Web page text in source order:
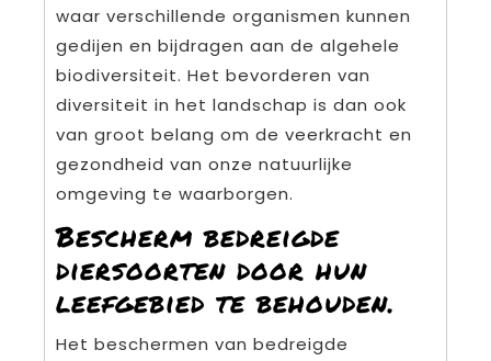
waar verschillende organismen kunnen
gedijen en bijdragen aan de algehele
biodiversiteit. Het bevorderen van
diversiteit in het landschap is dan ook
van groot belang om de veerkracht en
gezondheid van onze natuurlijke
omgeving te waarborgen.
Bescherm bedreigde
diersoorten door hun
leefgebied te behouden.
Het beschermen van bedreigde